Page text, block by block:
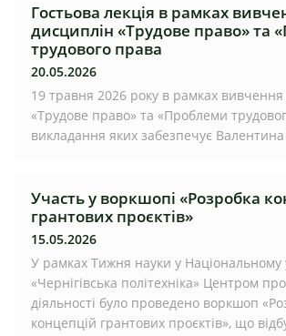
Гостьова лекція в рамках
дисциплін «Трудове право» та
трудового права
20.05.2026
19 травня 2026 року в рамках
«Трудове право» та «Проблеми
викладання яких забезпечує
Участь у воркшопі «Розробка
грантових проєктів»
15.05.2026
У рамках Тижня науки у Національному
«Чернігівська політехніка» Центром
діяльності було проведено воркшоп
концепцій грантових проєктів», що